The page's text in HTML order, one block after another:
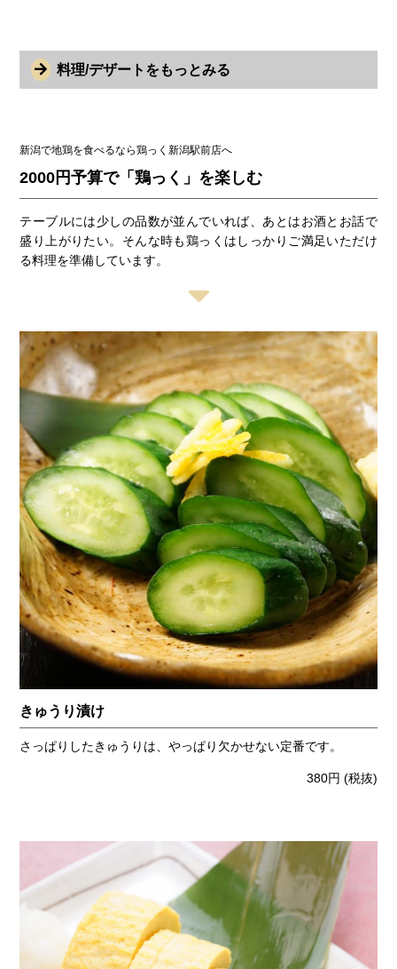
料理/デザートをもっとみる
新潟で地鶏を食べるなら鶏っく新潟駅前店へ
2000円予算で「鶏っく」を楽しむ
テーブルには少しの品数が並んでいれば、あとはお酒とお話で
盛り上がりたい。そんな時も鶏っくはしっかりご満足いただけ
る料理を準備しています。
きゅうり漬け
さっぱりしたきゅうりは、やっぱり欠かせない定番です。
380円 (税抜)